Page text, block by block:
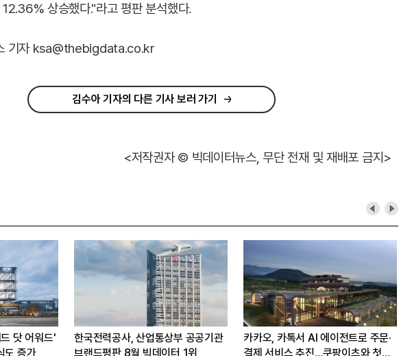
상승했다."라고 평판 분석했다.
기자 ksa@thebigdata.co.kr
김수아 기자의 다른 기사 보러 가기
<저작권자 © 빅데이터뉴스, 무단 전재 및 재배포 금지>
닷 어워드'
도 증가
한국전력공사, 산업통상부 공공기관
브랜드평판 8월 빅데이터 1위
카카오, 카톡서 AI 에이전트로 주문·
결제 서비스 추진…쿠팡이츠와 첫